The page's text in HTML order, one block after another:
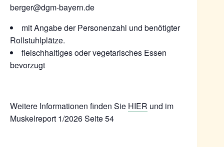
berger@dgm-bayern.de
mit Angabe der Personenzahl und benötigter
Rollstuhlplätze.
fleischhaltiges oder vegetarisches Essen
bevorzugt
Weitere Informationen finden Sie HIER und im
Muskelreport 1/2026 Seite 54